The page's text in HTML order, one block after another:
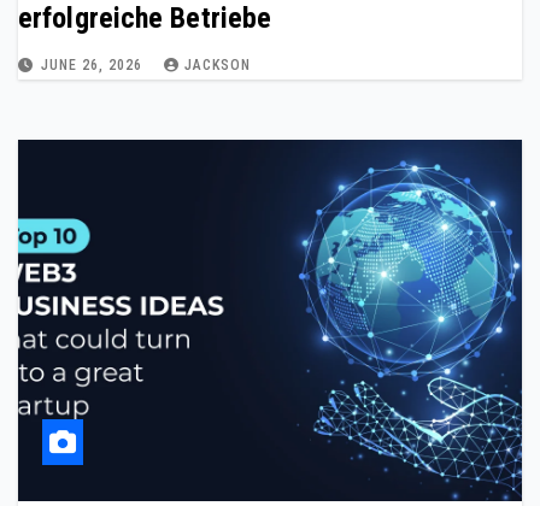
erfolgreiche Betriebe
JUNE 26, 2026 JACKSON